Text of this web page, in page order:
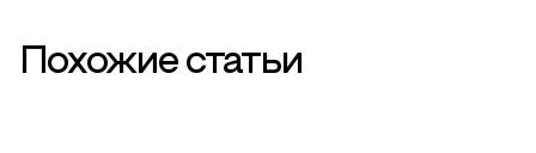
Похожие статьи